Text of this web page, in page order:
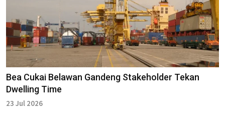
Bea Cukai Belawan Gandeng Stakeholder Tekan
Dwelling Time
23 Jul 2026